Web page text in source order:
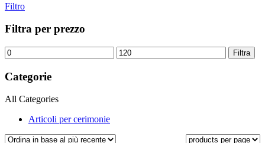
Filtro
Filtra per prezzo
Prezzo
Min
Prezzo
Max
Filtra
Categorie
All Categories
Articoli per cerimonie